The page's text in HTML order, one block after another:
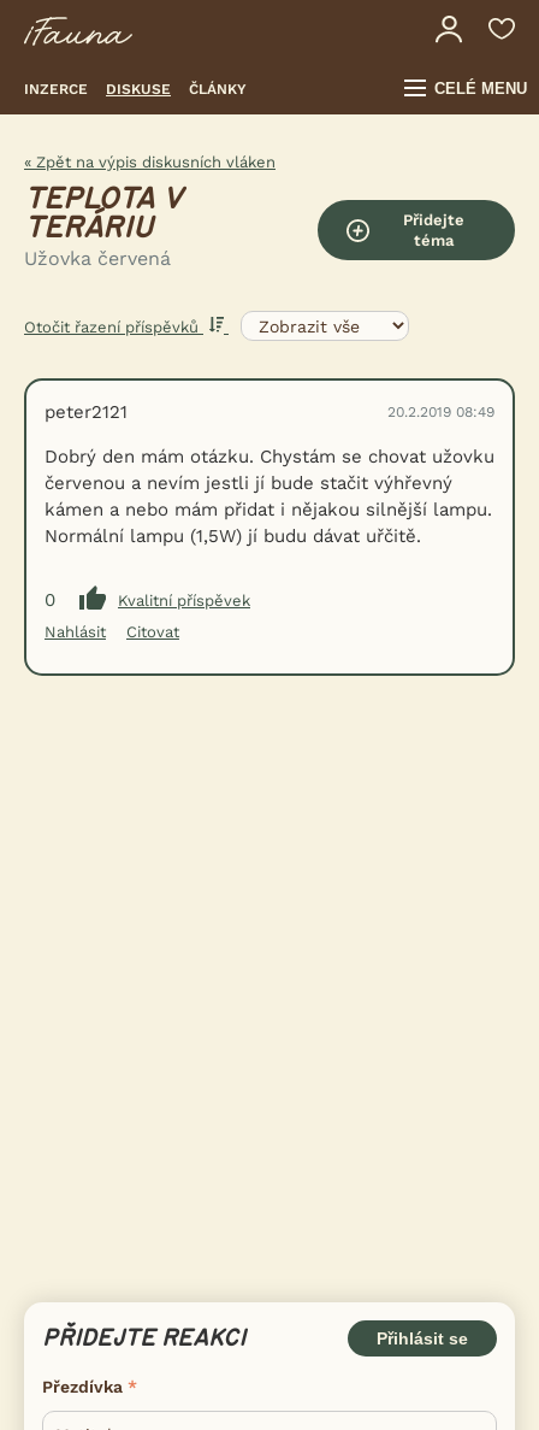
INZERCE DISKUSE ČLÁNKY CELÉ MENU
« Zpět na výpis diskusních vláken
TEPLOTA V
TERÁRIU
Užovka červená
Přidejte
téma
Otočit řazení příspěvků
peter2121 20.2.2019 08:49
Dobrý den mám otázku. Chystám se chovat užovku
červenou a nevím jestli jí bude stačit výhřevný
kámen a nebo mám přidat i nějakou silnější lampu.
Normální lampu (1,5W) jí budu dávat uřčitě.
0
Kvalitní příspěvek
Nahlásit
Citovat
PŘIDEJTE REAKCI Přihlásit se
Přezdívka